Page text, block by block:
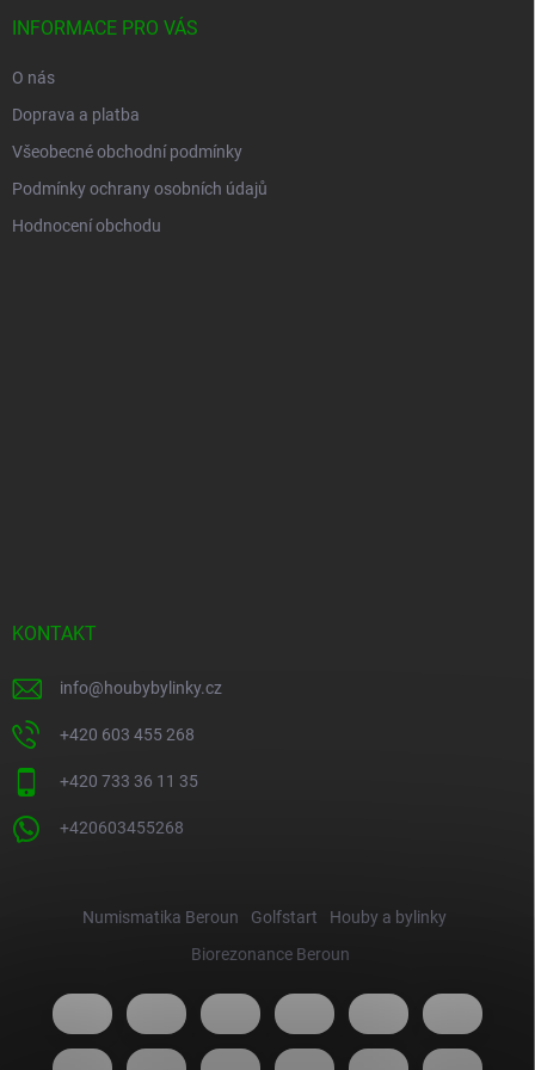
INFORMACE PRO VÁS
O nás
Doprava a platba
Všeobecné obchodní podmínky
Podmínky ochrany osobních údajů
Hodnocení obchodu
KONTAKT
info@houbybylinky.cz
+420 603 455 268
+420 733 36 11 35
+420603455268
Numismatika Beroun Golfstart
Houby a bylinky
Biorezonance Beroun